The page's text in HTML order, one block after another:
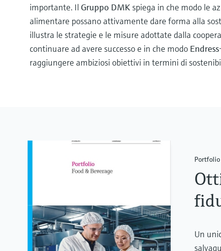
importante. Il Gruppo DMKspiega in che modo le
alimentare possano attivamente dare forma alla
illustra le strategie e le misure adottate dalla
continuare ad avere successo e in che modo
raggiungere ambiziosi obiettivi in termini di
Un